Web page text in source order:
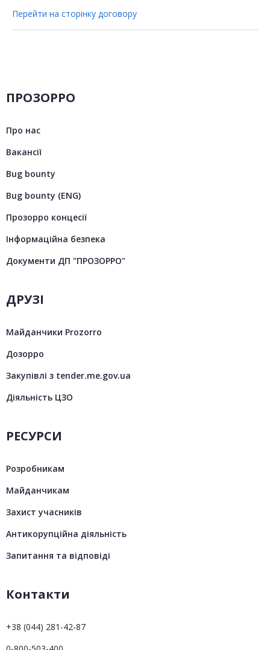
Перейти на сторінку договору
ПРОЗОРРО
Про нас
Вакансії
Bug bounty
Bug bounty (ENG)
Прозорро концесії
Інформаційна безпека
Документи ДП "ПРОЗОРРО"
ДРУЗІ
Майданчики Prozorro
Дозорро
Закупівлі з tender.me.gov.ua
Діяльність ЦЗО
РЕСУРСИ
Розробникам
Майданчикам
Захист учасників
Антикорупційна діяльність
Запитання та відповіді
Контакти
+38 (044) 281-42-87